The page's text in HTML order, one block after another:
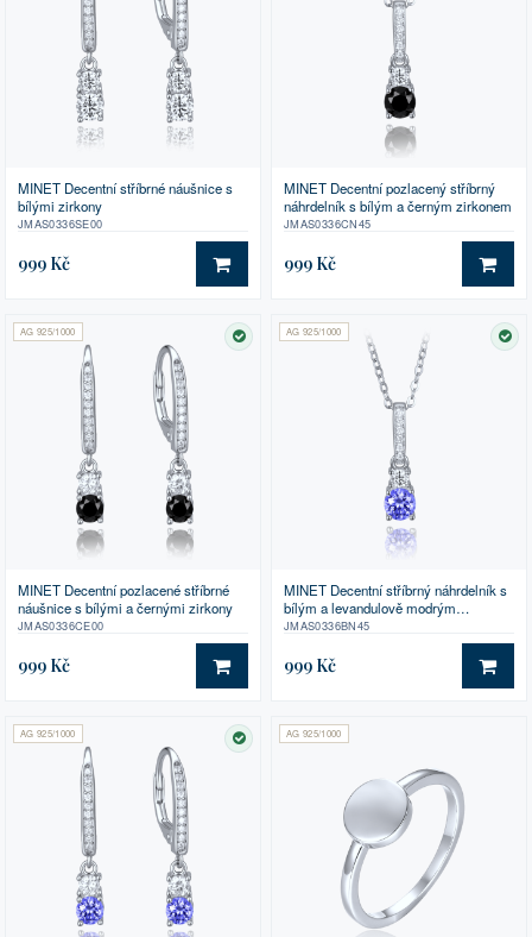
MINET Decentní stříbrné náušnice s
bílými zirkony
JMAS0336SE00
999 Kč DO KOŠÍKU
MINET Decentní pozlacený stříbrný
náhrdelník s bílým a černým zirkonem
JMAS0336CN45
999 Kč DO
AG 925/1000
SKLADEM
MINET Decentní pozlacené stříbrné
náušnice s bílými a černými zirkony
JMAS0336CE00
999 Kč DO KOŠÍKU
AG 925/1000
MINET Decentní stříbrný náhrdelník s
bílým a levandulově modrým
zirkonem
JMAS0336BN45
999 Kč DO
AG 925/1000
SKLADEM
AG 925/1000